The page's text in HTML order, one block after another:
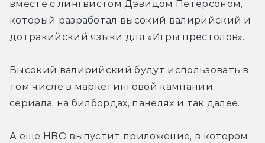
вместе с лингвистом Дэвидом Петерсоном,
который разработал высокий валирийский и
дотракийский языки для «Игры престолов».
Высокий валирийский будут использовать в
том числе в маркетинговой кампании
сериала: на билбордах, панелях и так далее.
А еще HBO выпустит приложение, в котором